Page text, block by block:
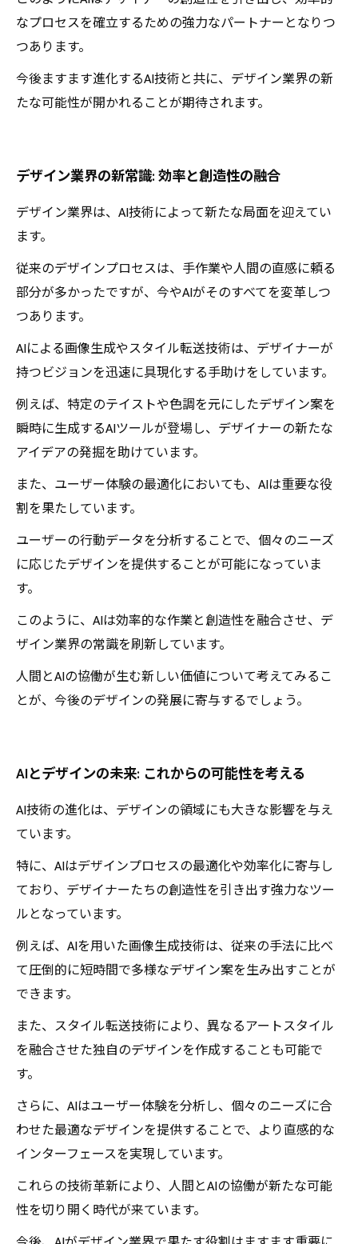
なプロセスを確立するための強力なパートナーとなりつ
つあります。
今後ますます進化するAI技術と共に、デザイン業界の新
たな可能性が開かれることが期待されます。
デザイン業界の新常識: 効率と創造性の融合
デザイン業界は、AI技術によって新たな局面を迎えてい
ます。
従来のデザインプロセスは、手作業や人間の直感に頼る
部分が多かったですが、今やAIがそのすべてを変革しつ
つあります。
AIによる画像生成やスタイル転送技術は、デザイナーが
持つビジョンを迅速に具現化する手助けをしています。
例えば、特定のテイストや色調を元にしたデザイン案を
瞬時に生成するAIツールが登場し、デザイナーの新たな
アイデアの発掘を助けています。
また、ユーザー体験の最適化においても、AIは重要な役
割を果たしています。
ユーザーの行動データを分析することで、個々のニーズ
に応じたデザインを提供することが可能になっていま
す。
このように、AIは効率的な作業と創造性を融合させ、デ
ザイン業界の常識を刷新しています。
人間とAIの協働が生む新しい価値について考えてみるこ
とが、今後のデザインの発展に寄与するでしょう。
AIとデザインの未来: これからの可能性を考える
AI技術の進化は、デザインの領域にも大きな影響を与え
ています。
特に、AIはデザインプロセスの最適化や効率化に寄与し
ており、デザイナーたちの創造性を引き出す強力なツー
ルとなっています。
例えば、AIを用いた画像生成技術は、従来の手法に比べ
て圧倒的に短時間で多様なデザイン案を生み出すことが
できます。
また、スタイル転送技術により、異なるアートスタイル
を融合させた独自のデザインを作成することも可能で
す。
さらに、AIはユーザー体験を分析し、個々のニーズに合
わせた最適なデザインを提供することで、より直感的な
インターフェースを実現しています。
これらの技術革新により、人間とAIの協働が新たな可能
性を切り開く時代が来ています。